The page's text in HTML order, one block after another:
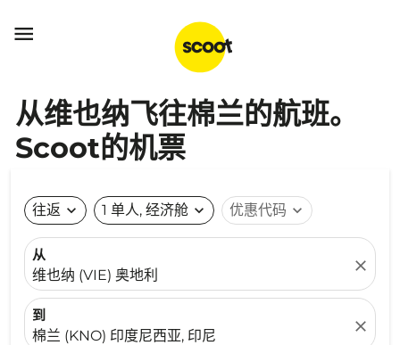

从维也纳飞往棉兰的航班。
Scoot的机票
往返 expand_more 1 单人, 经济舱 expand_more 优惠代码 expand_more
从
维也纳 (VIE) 奥地利
close
到
棉兰 (KNO) 印度尼西亚, 印尼
close